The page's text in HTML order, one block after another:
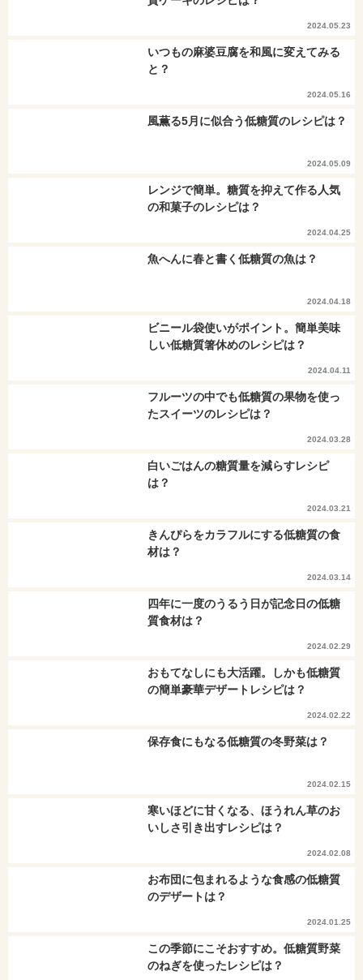
2024.05.23
いつもの麻婆豆腐を和風に変えてみる
と？
2024.05.16
風薫る5月に似合う低糖質のレシピは？
2024.05.09
レンジで簡単。糖質を抑えて作る人気
の和菓子のレシピは？
2024.04.25
魚へんに春と書く低糖質の魚は？
2024.04.18
ビニール袋使いがポイント。簡単美味
しい低糖質箸休めのレシピは？
2024.04.11
フルーツの中でも低糖質の果物を使っ
たスイーツのレシピは？
2024.03.28
白いごはんの糖質量を減らすレシピ
は？
2024.03.21
きんぴらをカラフルにする低糖質の食
材は？
2024.03.14
四年に一度のうるう日が記念日の低糖
質食材は？
2024.02.29
おもてなしにも大活躍。しかも低糖質
の簡単豪華デザートレシピは？
2024.02.22
保存食にもなる低糖質の冬野菜は？
2024.02.15
寒いほどに甘くなる、ほうれん草のお
いしさ引き出すレシピは？
2024.02.08
お布団に包まれるような食感の低糖質
のデザートは？
2024.01.25
この季節にこそおすすめ。低糖質野菜
のねぎを使ったレシピは？